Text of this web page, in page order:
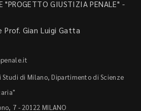
"PROGETTO GIUSTIZIA PENALE" -
Prof. Gian Luigi Gatta
di Milano, Dipartimento di Scienze
7 - 20122 MILANO